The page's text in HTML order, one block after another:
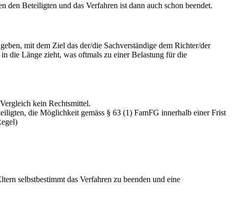
Beteiligten und das Verfahren ist dann auch schon beendet.
mit dem Ziel das der/die Sachverständige dem Richter/der
die Länge zieht, was oftmals zu einer Belastung für die
kein Rechtsmittel.
die Möglichkeit gemäss § 63 (1) FamFG innerhalb einer Frist
selbstbestimmt das Verfahren zu beenden und eine